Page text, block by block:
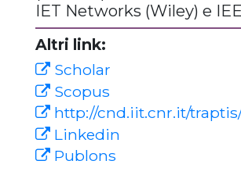
IET Networks (Wiley) e
Altri link:
Scholar
Scopus
http://cnd.iit.cnr.it/
Linkedin
Publons